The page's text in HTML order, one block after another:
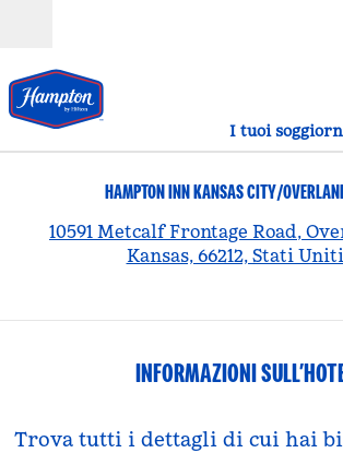
I tuoi
HAMPTON INN KANSAS CITY/
10591 Metcalf Frontage Road,
Kansas, 66212, Stati Uniti
INFORMAZIONI
Trova tutti i dettagli di cui hai